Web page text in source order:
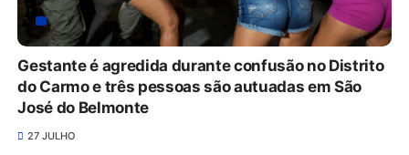
Gestante é agredida durante confusão no Distrito
do Carmo e três pessoas são autuadas em São
José do Belmonte
27 JULHO